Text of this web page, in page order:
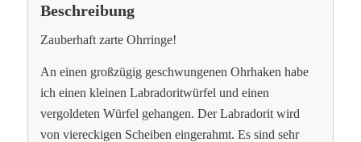
Beschreibung
Zauberhaft zarte Ohrringe!
An einen großzügig geschwungenen Ohrhaken habe
ich einen kleinen Labradoritwürfel und einen
vergoldeten Würfel gehangen. Der Labradorit wird
von viereckigen Scheiben eingerahmt. Es sind sehr